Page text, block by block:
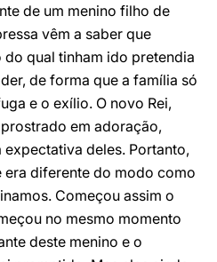
de um menino filho de
vêm a saber que
do qual tinham ido pretendia
de forma que a família só
e o exílio. O novo Rei,
em adoração,
deles. Portanto,
era diferente do modo como
Começou assim o
no mesmo momento
deste menino e o